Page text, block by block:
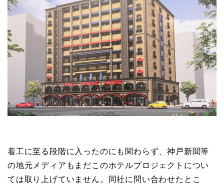
着工に至る段階に入ったのにも関わらず、神戸新聞等
の地元メディアもまだこのホテルプロジェクトについ
ては取り上げていません。同社に問い合わせたとこ